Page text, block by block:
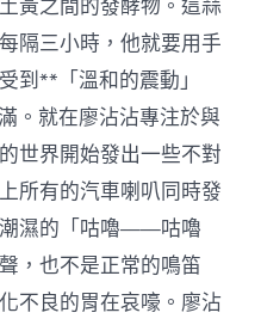
黃之間的發酵物。這蒜
隔三小時，他就要用手
到**「溫和的震動」
。就在廖沾沾專注於與
世界開始發出一些不對
所有的汽車喇叭同時發
濕的「咕嚕——咕嚕
，也不是正常的鳴笛
不良的胃在哀嚎。廖沾